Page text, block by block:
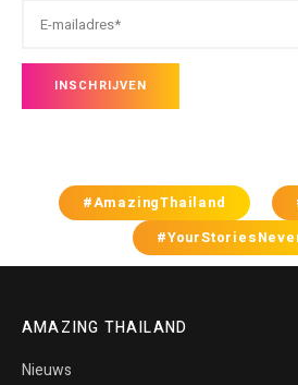
#AmazingThailand
AMAZING THAILAND
Nieuws